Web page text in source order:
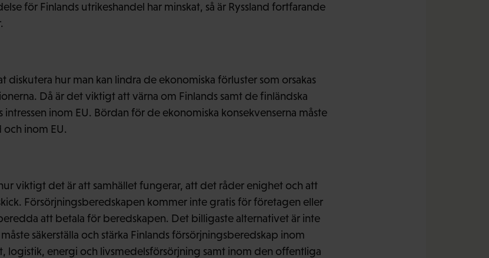
för Finlands utrikeshandel har minskat, så är Ryssland fortfarande
diskutera hur man kan lindra de ekonomiska förluster som orsakas
Då är det viktigt att värna om Finlands samt de finländska
inom EU. Bördan för de ekonomiska konsekvenserna måste
inom EU.
viktigt det är att samhället fungerar, att det råder enighet och att
Försörjningsberedskapen kommer inte gratis för företagen eller
att betala för beredskapen. Det billigaste alternativet är inte
säkerställa och stärka Finlands försörjningsberedskap inom
logistik, energi och livsmedelsförsörjning samt inom den offentliga